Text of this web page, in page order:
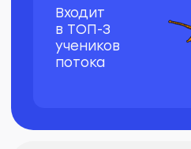
переходят на сайт клиента, если
реклама товара в статье
их заинтересовала.
Задача